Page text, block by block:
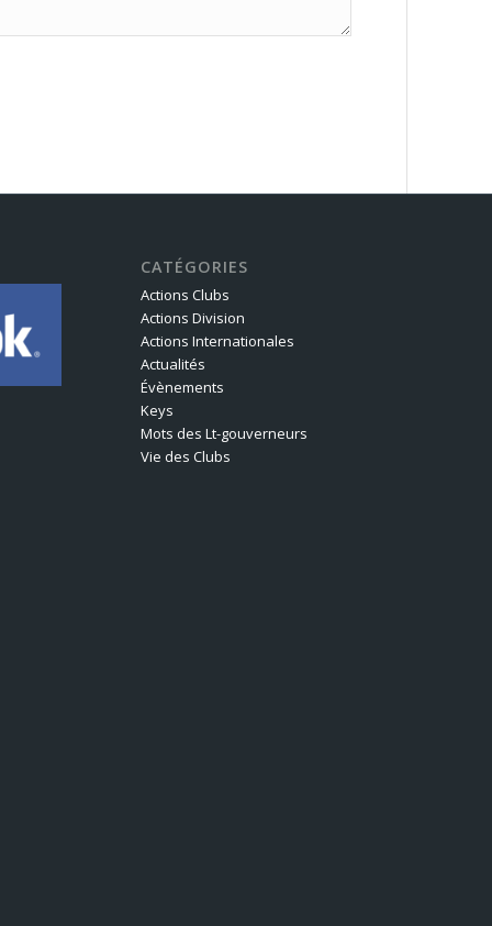
CATÉGORIES
Actions Clubs
Actions Division
Actions Internationales
Actualités
Évènements
Keys
Mots des Lt-gouverneurs
Vie des Clubs